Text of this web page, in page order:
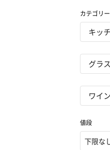
カテゴリー
値段